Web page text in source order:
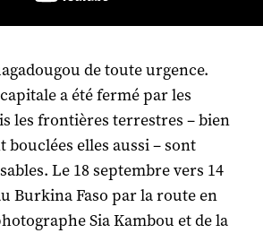
de toute urgence.
a été fermé par les
les frontières terrestres – bien
bouclées elles aussi – sont
Le 18 septembre vers 14
Burkina Faso par la route en
Sia Kambou et de la